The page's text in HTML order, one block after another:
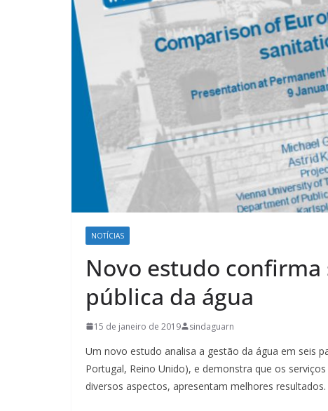
NOTÍCIAS
Novo estudo
pública da água
15 de janeiro de 2019 sindaguarn
Um novo estudo analisa a gestão da água em seis
Portugal, Reino Unido), e demonstra que os
diversos aspectos, apresentam melhores resultados.